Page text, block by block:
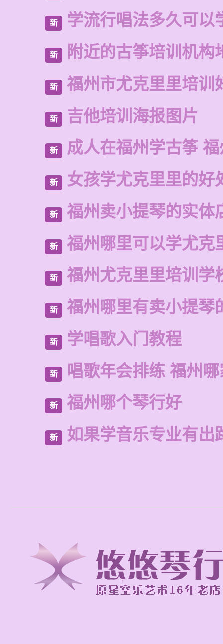
新 学流行唱法多久可以
新 附近的古筝培训机构
新 福州市尤克里里培训
新 吉他培训海报图片
新 成人在福州学古筝
新 女孩学尤克里里的好
新 福州卖小提琴的实体
新 福州哪里可以学尤克
新 福州尤克里里培训学
新 福州哪里有卖小提琴
新 学唱歌入门教程
新 唱歌年会排练 福州
新 福州哪个琴行好
新 如果学音乐专业有出